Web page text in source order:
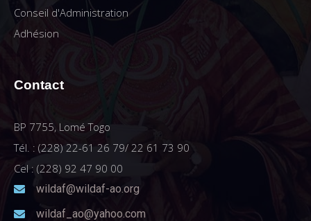
Conseil d'Administration
Adhésion
Contact
BP 7755, Lomé Togo
Tél. : (228) 22-61 26 79/ 22 61 73 90
Cel : (228) 92 47 90 00
wildaf@wildaf-ao.org
wildaf_ao@yahoo.com